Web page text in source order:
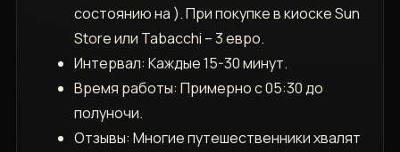
состоянию на ). При покупке в киоске Sun
Store или Tabacchi – 3 евро.
Интервал: Каждые 15-30 минут.
Время работы: Примерно с 05:30 до
полуночи.
Отзывы: Многие путешественники хвалят